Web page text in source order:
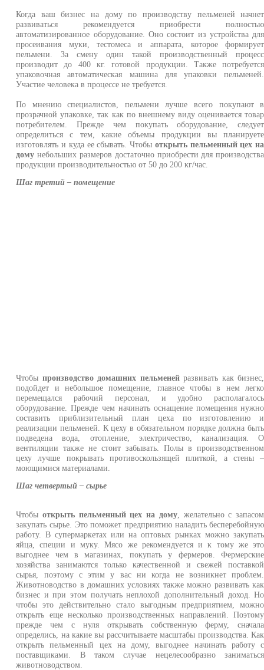
Когда ваш бизнес на дому по производству пельменей начнет
развиваться рекомендуется приобрести полностью
автоматизированное оборудование. Оно состоит из устройства для
просеивания муки, тестомеса и аппарата, которое формирует
пельмени. За смену один такой производственный процесс
производит до 400 кг. готовой продукции. Также потребуется
упаковочная автоматическая машина для упаковки пельменей.
Участие человека в процессе не требуется.
По мнению специалистов, пельмени лучше всего покупают в
прозрачной упаковке, так как по внешнему виду оценивается товар
потребителем. Прежде чем покупать оборудование, следует
определиться с тем, какие объемы продукции вы планируете
изготовлять и куда ее сбывать. Чтобы открыть пельменный цех на
дому небольших размеров достаточно приобрести для производства
продукции производительностью от 50 до 200 кг/час.
Шаг третий – помещение
Чтобы производство домашних пельменейразвивать как бизнес,
подойдет и небольшое помещение, главное чтобы в нем легко
перемещался рабочий персонал, и удобно располагалось
оборудование. Прежде чем начинать оснащение помещения нужно
составить приблизительный план цеха по изготовлению и
реализации пельменей. К цеху в обязательном порядке должна быть
подведена вода, отопление, электричество, канализация. О
вентиляции также не стоит забывать. Полы в производственном
цеху лучше покрывать противоскользящей плиткой, а стены –
моющимися материалами.
Шаг четвертый – сырье
Чтобы открыть пельменный цех на дому, желательно с запасом
закупать сырье. Это поможет предприятию наладить бесперебойную
работу. В супермаркетах или на оптовых рынках можно закупать
яйца, специи и муку. Мясо же рекомендуется и к тому же это
выгоднее чем в магазинах, покупать у фермеров. Фермерские
хозяйства занимаются только качественной и свежей поставкой
сырья, поэтому с этим у вас ни когда не возникнет проблем.
Животноводство в домашних условиях также можно развивать как
бизнес и при этом получать неплохой дополнительный доход. Но
чтобы это действительно стало выгодным предприятием, можно
открыть еще несколько производственных направлений. Поэтому
прежде чем с нуля открывать собственную ферму, сначала
определись, на какие вы рассчитываете масштабы производства. Как
открыть пельменный цех на дому, выгоднее начинать работу с
поставщиками. В таком случае нецелесообразно заниматься
животноводством.